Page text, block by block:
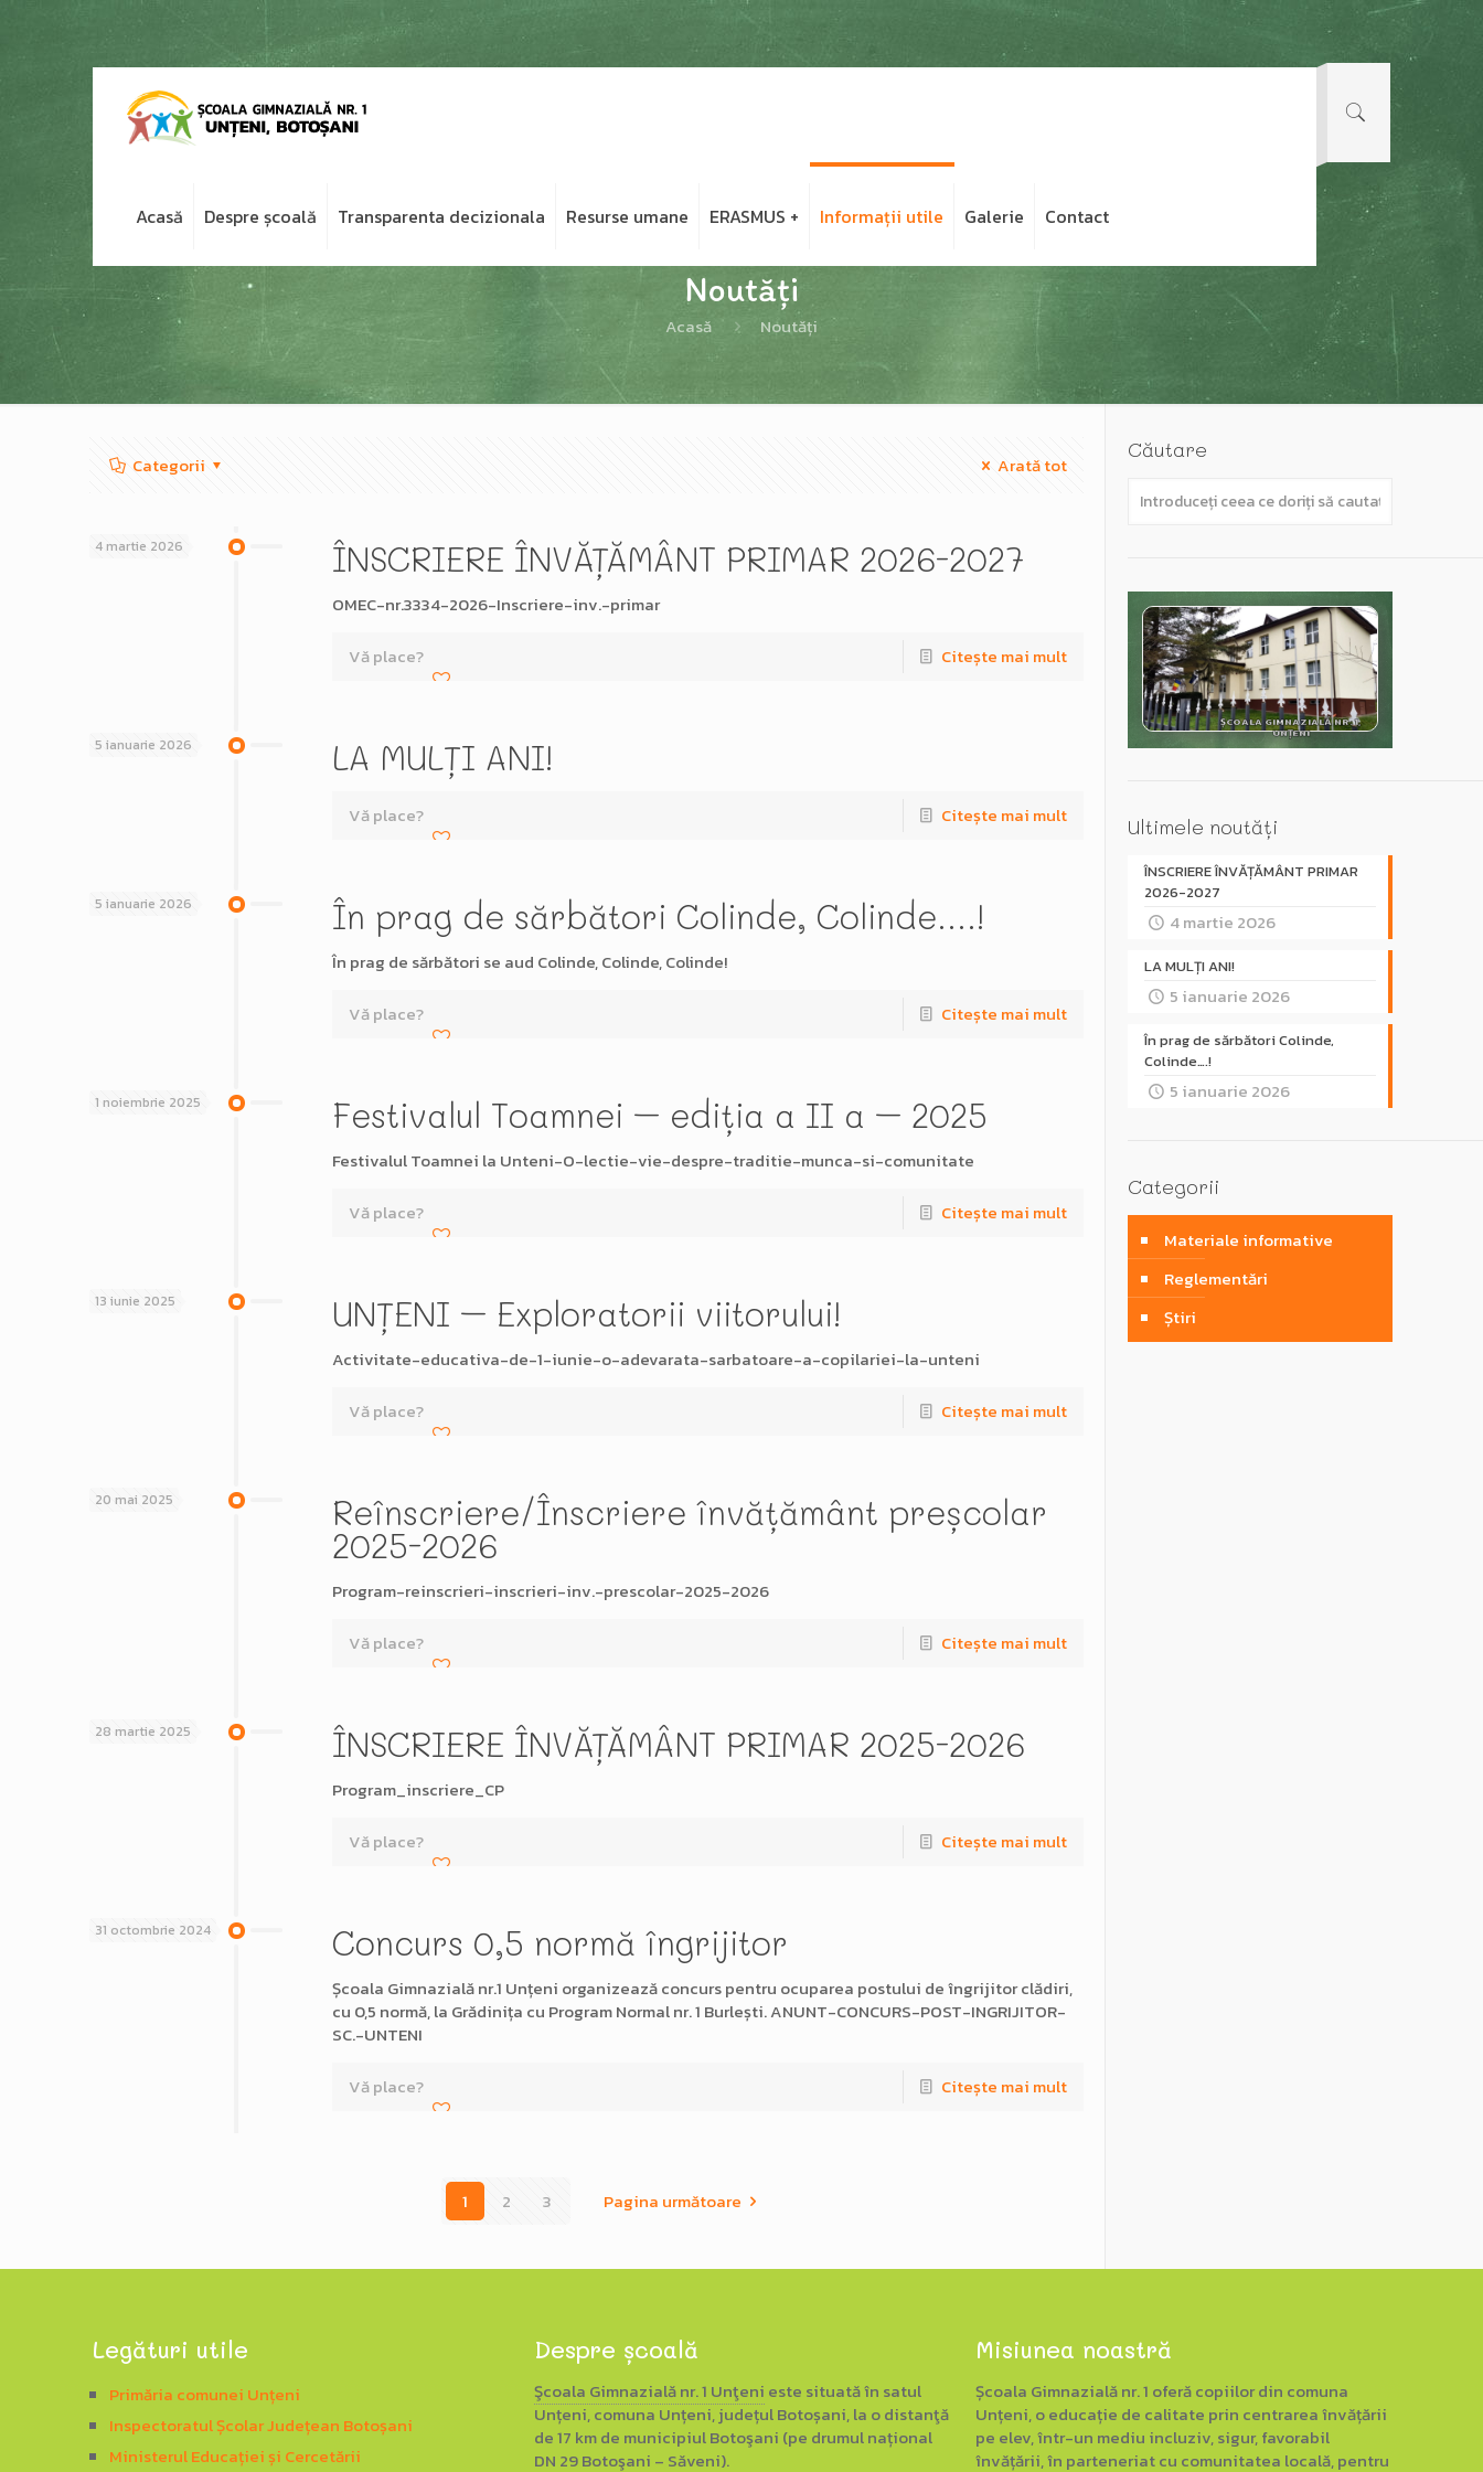
Acasă Despre școală Transparenta decizionala Resurse umane ERASMUS + Informații utile Galerie Contact
Noutăți
Acasă Noutăți
Categorii Arată tot
4 martie 2026 ÎNSCRIERE ÎNVĂȚĂMÂNT PRIMAR 2026-2027
OMEC-nr.3334-2026-Inscriere-inv.-primar
Vă place? Citește mai mult
5 ianuarie 2026 LA MULȚI ANI!
Vă place? Citește mai mult
5 ianuarie 2026 În prag de sărbători Colinde, Colinde….!
În prag de sărbători se aud Colinde, Colinde, Colinde!
Vă place? Citește mai mult
1 noiembrie 2025 Festivalul Toamnei – ediția a II a – 2025
Festivalul Toamnei la Unteni-O-lectie-vie-despre-traditie-munca-si-comunitate
Vă place? Citește mai mult
13 iunie 2025 UNȚENI – Exploratorii viitorului!
Activitate-educativa-de-1-iunie-o-adevarata-sarbatoare-a-copilariei-la-unteni
Vă place? Citește mai mult
20 mai 2025 Reînscriere/Înscriere învățământ preșcolar
2025-2026
Program-reinscrieri-inscrieri-inv.-prescolar-2025-2026
Vă place? Citește mai mult
28 martie 2025 ÎNSCRIERE ÎNVĂȚĂMÂNT PRIMAR 2025-2026
Program_inscriere_CP
Vă place? Citește mai mult
31 octombrie 2024 Concurs 0,5 normă îngrijitor
Școala Gimnazială nr.1 Unțeni organizează concurs pentru ocuparea postului de îngrijitor clădiri,
cu 0,5 normă, la Grădinița cu Program Normal nr. 1 Burlești. ANUNT-CONCURS-POST-INGRIJITOR-
SC.-UNTENI
Vă place? Citește mai mult
1 2 3 Pagina următoare
Căutare
ȘCOALA GIMNAZIALĂ NR. 1,
UNȚENI
Ultimele noutăți
ÎNSCRIERE ÎNVĂȚĂMÂNT PRIMAR
2026-2027
4 martie 2026
LA MULȚI ANI!
5 ianuarie 2026
În prag de sărbători Colinde,
Colinde….!
5 ianuarie 2026
Categorii
Materiale informative
Reglementări
Știri
Legături utile
Primăria comunei Unțeni
Inspectoratul Școlar Județean Botoșani
Ministerul Educației și Cercetării
Despre școală
Şcoala Gimnazială nr. 1 Unţeni este situată în satul
Unțeni, comuna Unțeni, județul Botoșani, la o distanţă
de 17 km de municipiul Botoşani (pe drumul național
DN 29 Botoşani – Săveni).
Misiunea noastră
Școala Gimnazială nr. 1 oferă copiilor din comuna
Unțeni, o educație de calitate prin centrarea învățării
pe elev, într-un mediu incluziv, sigur, favorabil
învățării, în parteneriat cu comunitatea locală, pentru